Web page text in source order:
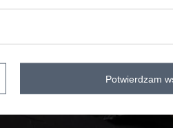
Potwierdzam